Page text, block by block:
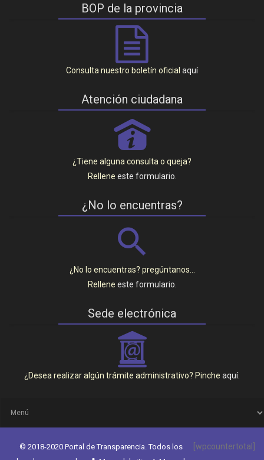
BOP de la provincia
Consulta nuestro boletín oficial aquí
Atención ciudadana
P
¿Tiene alguna consulta o queja?
Rellene este formulario
¿No lo encuentras?
¿No lo encuentras? pregúntanos…
Rellene este formulario
Sede electrónica
_
¿Desea realizar algún trámite administrativo? Pinche aquí.
© 2018-2020 Portal de Transparencia. Todos los
[wpcountertotal]